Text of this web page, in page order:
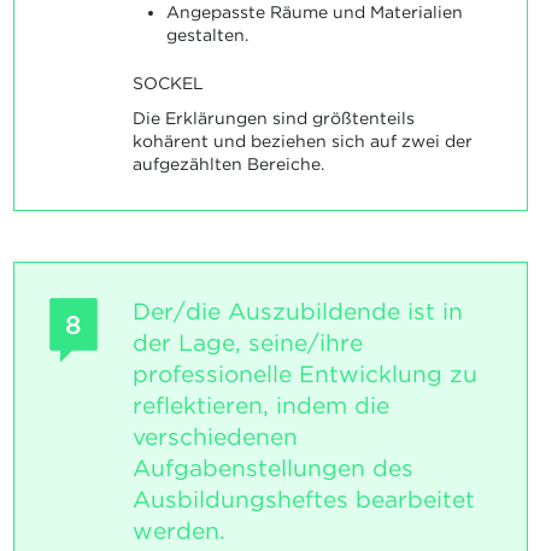
Angepasste Räume und Materialien
gestalten.
SOCKEL
Die Erklärungen sind größtenteils
kohärent und beziehen sich auf zwei der
aufgezählten Bereiche.
8
Der/die Auszubildende ist in
der Lage, seine/ihre
professionelle Entwicklung zu
reflektieren, indem die
verschiedenen
Aufgabenstellungen des
Ausbildungsheftes bearbeitet
werden.